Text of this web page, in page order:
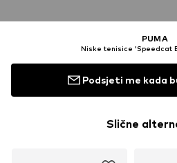
PUMA
Niske tenisice 'Speedcat
Podsjeti me kada
Slične